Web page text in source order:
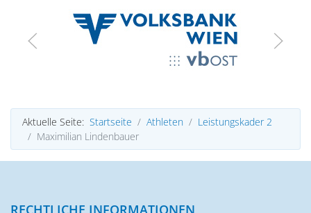
Aktuelle Seite: Startseite Athleten
Leistungskader 2
Maximilian Lindenbauer
RECHTLICHE INFORMATIONEN